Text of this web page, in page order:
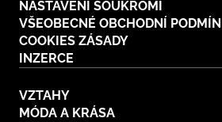
NASTAVENÍ SOUKROMÍ
VŠEOBECNÉ OBCHODNÍ
COOKIES ZÁSADY
INZERCE
VZTAHY
MÓDA A KRÁSA